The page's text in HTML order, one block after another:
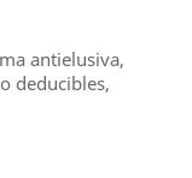
antielusiva,
deducibles,